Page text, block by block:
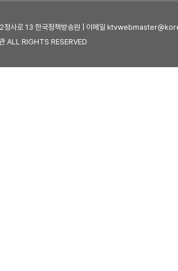
청사로 13 한국정책방송원 | 이메일
ALL RIGHTS RESERVED